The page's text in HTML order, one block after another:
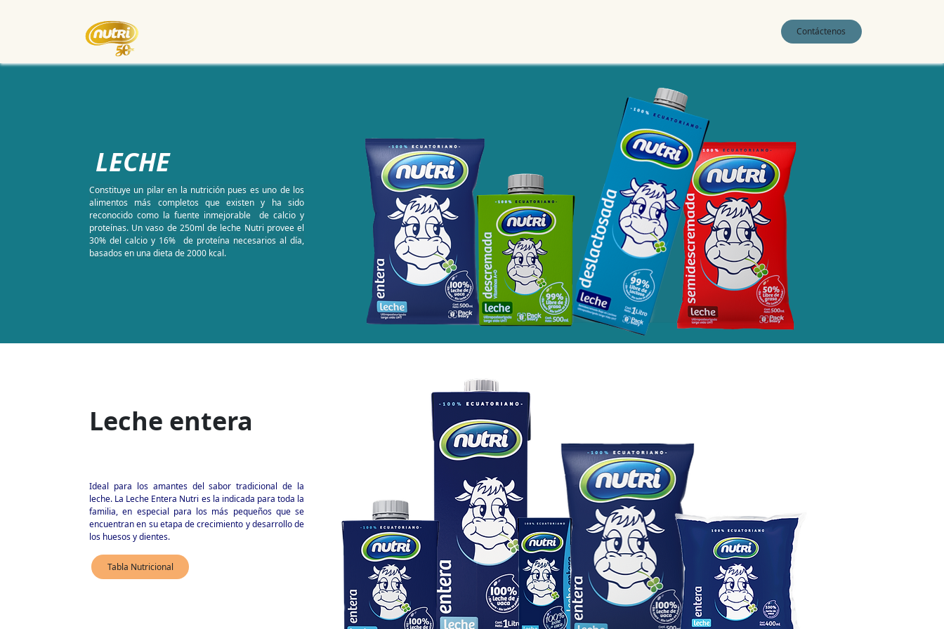
Contáctenos
LECHE
Constituye un pilar en la nutrición pues es uno de los
alimentos más completos que existen y ha sido
reconocido como la fuente inmejorable de calcio y
proteínas. Un vaso de 250ml de leche Nutri provee el
30% del calcio y 16% de proteína necesarios al día,
basados en una dieta de 2000 kcal.
Leche entera
Ideal para los amantes del sabor tradicional de la
leche. La Leche Entera Nutri es la indicada para toda la
familia, en especial para los más pequeños que se
encuentran en su etapa de crecimiento y desarrollo de
los huesos y dientes.
Tabla Nutricional
Contacto
info@nutri.com.ec
Carlos Tosi y Cornelio Vintimilla
Cuenca - Ecuador
Blog
Recetas para toda la familia
Legal
Política de Privacidad
Facebook
Twitter
Linkedin
Instagram
Youtube